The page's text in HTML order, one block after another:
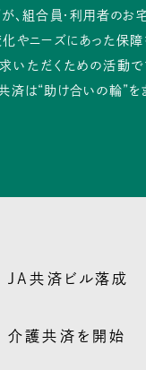
”が、組合員・利用者のお
やニーズにあった保障
いただくための活動
済は“助け合いの輪”を
JA共済ビル落成
介護共済を開始